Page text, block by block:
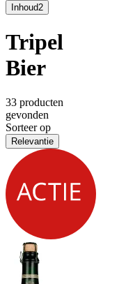
Inhoud2
Tripel
Bier
33 producten
gevonden
Sorteer op
Relevantie